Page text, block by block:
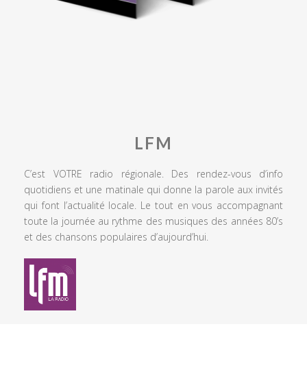
LFM
C’est VOTRE radio régionale. Des rendez-vous d’info
quotidiens et une matinale qui donne la parole aux invités
qui font l’actualité locale. Le tout en vous accompagnant
toute la journée au rythme des musiques des années 80’s
et des chansons populaires d’aujourd’hui.